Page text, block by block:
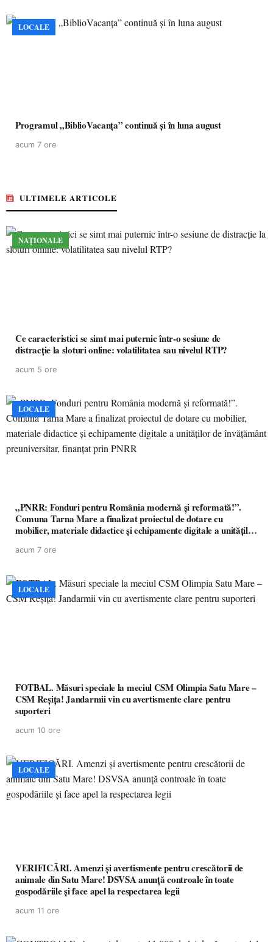
LOCALE
Programul „BiblioVacanța” continuă și în luna august
acum 7 ore
ULTIMELE ARTICOLE
NAȚIONALE
Ce caracteristici se simt mai puternic într-o sesiune de
distracție la sloturi online: volatilitatea sau nivelul RTP?
acum 5 ore
LOCALE
„PNRR: Fonduri pentru România modernă și reformată!”.
Comuna Tarna Mare a finalizat proiectul de dotare cu
mobilier, materiale didactice și echipamente digitale a unităților
acum 7 ore
LOCALE
FOTBAL. Măsuri speciale la meciul CSM Olimpia Satu Mare –
CSM Reșița! Jandarmii vin cu avertismente clare pentru
suporteri
acum 10 ore
LOCALE
VERIFICĂRI. Amenzi și avertismente pentru crescătorii de
animale din Satu Mare! DSVSA anunță controale în toate
gospodăriile și face apel la respectarea legii
acum 11 ore